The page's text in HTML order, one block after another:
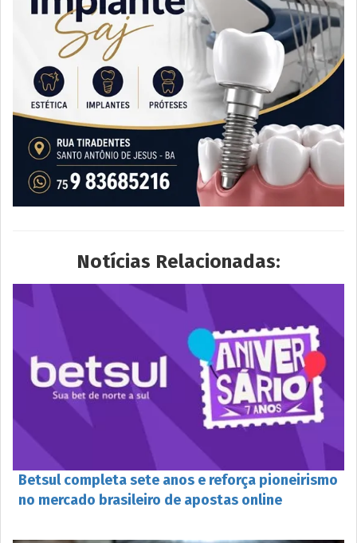
Notícias Relacionadas:
Betsul completa sete anos e reforça pioneirismo
no mercado brasileiro de apostas online